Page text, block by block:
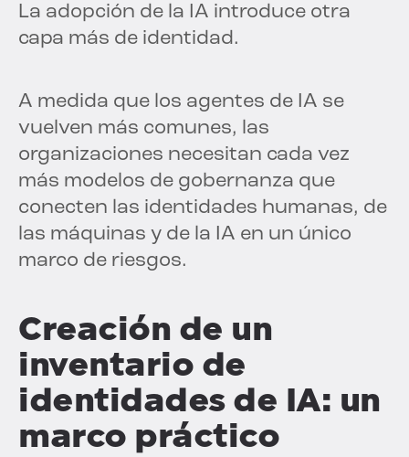
La adopción de la IA introduce otra
capa más de identidad.
A medida que los agentes de IA se
vuelven más comunes, las
organizaciones necesitan cada vez
más modelos de gobernanza que
conecten las identidades humanas, de
las máquinas y de la IA en un único
marco de riesgos.
Creación de un
inventario de
identidades de IA: un
marco práctico